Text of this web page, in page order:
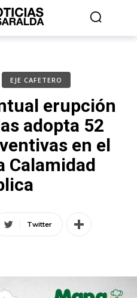
EJE CAFETERO
erupción
adopta 52
en el
Calamidad
Twitter